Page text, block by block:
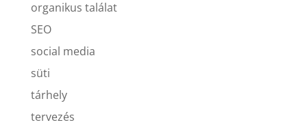
organikus találat
SEO
social media
süti
tárhely
tervezés